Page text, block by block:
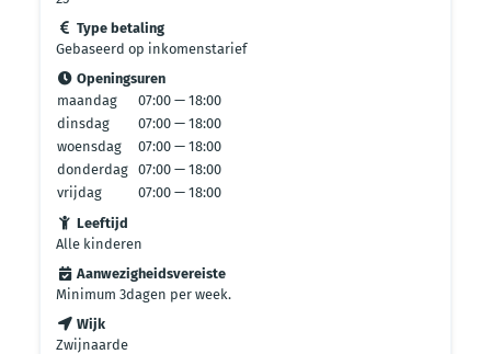
Type betaling
Gebaseerd op inkomenstarief
Openingsuren
maandag
07:00 — 18:00
dinsdag
07:00 — 18:00
woensdag
07:00 — 18:00
donderdag 07:00 — 18:00
vrijdag
07:00 — 18:00
Leeftijd
Alle kinderen
Aanwezigheidsvereiste
Minimum 3dagen per week.
Wijk
Zwijnaarde